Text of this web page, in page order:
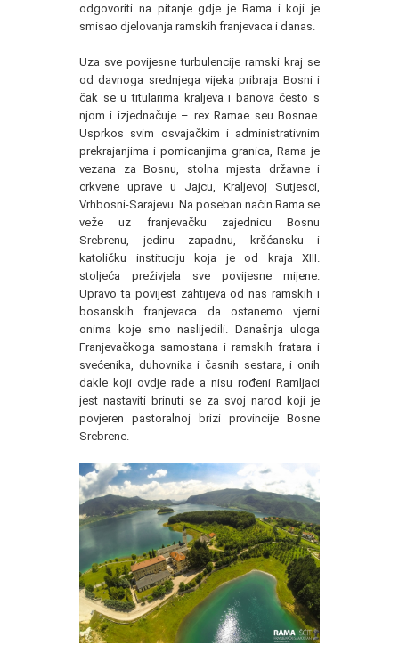
odgovoriti na pitanje gdje je Rama i koji je
smisao djelovanja ramskih franjevaca i danas.
Uza sve povijesne turbulencije ramski kraj se
od davnoga srednjega vijeka pribraja Bosni i
čak se u titularima kraljeva i banova često s
njom i izjednačuje – rex Ramae seu Bosnae.
Usprkos svim osvajačkim i administrativnim
prekrajanjima i pomicanjima granica, Rama je
vezana za Bosnu, stolna mjesta državne i
crkvene uprave u Jajcu, Kraljevoj Sutjesci,
Vrhbosni-Sarajevu. Na poseban način Rama se
veže uz franjevačku zajednicu Bosnu
Srebrenu, jedinu zapadnu, kršćansku i
katoličku instituciju koja je od kraja XIII.
stoljeća preživjela sve povijesne mijene.
Upravo ta povijest zahtijeva od nas ramskih i
bosanskih franjevaca da ostanemo vjerni
onima koje smo naslijedili. Današnja uloga
Franjevačkoga samostana i ramskih fratara i
svećenika, duhovnika i časnih sestara, i onih
dakle koji ovdje rade a nisu rođeni Ramljaci
jest nastaviti brinuti se za svoj narod koji je
povjeren pastoralnoj brizi provincije Bosne
Srebrene.